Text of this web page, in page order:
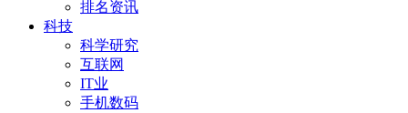
排名资讯
科技
科学研究
互联网
IT业
手机数码